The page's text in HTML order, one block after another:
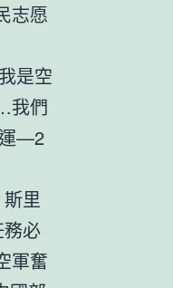
志愿
是空
我們
—2
里
務必
軍奮